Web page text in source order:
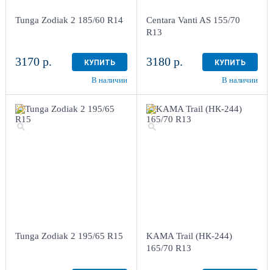
Tunga Zodiak 2 185/60 R14
3170 р. КУПИТЬ
В наличии
Centara Vanti AS 155/70
R13
3180 р. КУПИТЬ
В наличии
Tunga Zodiak 2 195/65 R15
KAMA Trail (НК-244)
165/70 R13